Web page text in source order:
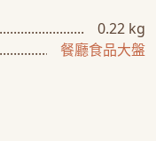
0.22 kg
餐廳食品大盤